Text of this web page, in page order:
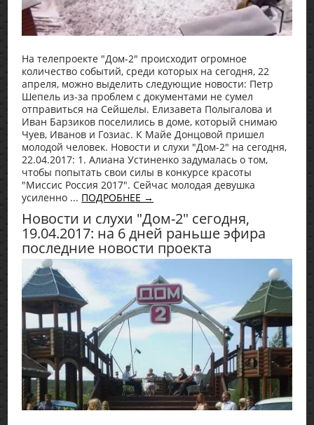
На телепроекте "Дом-2" происходит огромное
количество событий, среди которых на сегодня, 22
апреля, можно выделить следующие новости: Петр
Шепель из-за проблем с документами не сумел
отправиться на Сейшелы. Елизавета Полыгалова и
Иван Барзиков поселились в доме, который снимаю
Чуев, Иванов и Гозиас. К Майе Донцовой пришел
молодой человек. Новости и слухи "Дом-2" на сегодня,
22.04.2017: 1. Алиана Устиненко задумалась о том,
чтобы попытать свои силы в конкурсе красоты
"Миссис Россия 2017". Сейчас молодая девушка
усиленно ... ПОДРОБНЕЕ →
Новости и слухи "Дом-2" сегодня,
19.04.2017: на 6 дней раньше эфира
последние новости проекта